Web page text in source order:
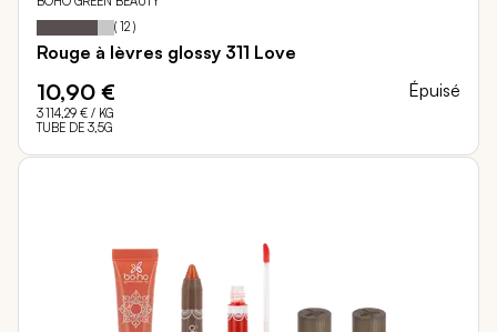
Notation: 78
% of
( 12 )
Rouge à lèvres glossy 311 Love
10,90 €
3 114,29 € / KG
TUBE DE 3,5G
Épuisé